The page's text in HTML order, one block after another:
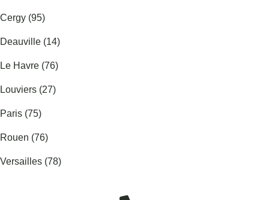
Cergy (95)
Deauville (14)
Le Havre (76)
Louviers (27)
Paris (75)
Rouen (76)
Versailles (78)